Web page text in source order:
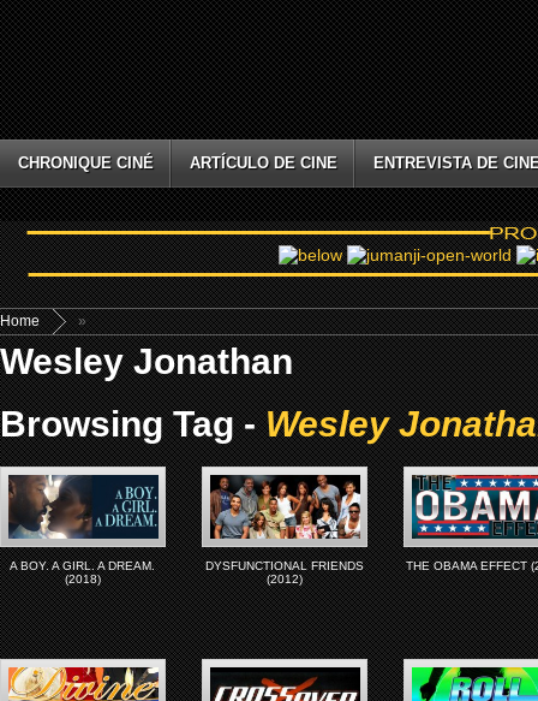
CHRONIQUE CINÉ ARTÍCULO DE CINE ENTREVISTA DE
Home »
Wesley Jonathan
Browsing Tag -Wesley
A BOY. A GIRL. A DREAM.
(2018)
DYSFUNCTIONAL FRIENDS
(2012)
THE OBAMA EFFECT